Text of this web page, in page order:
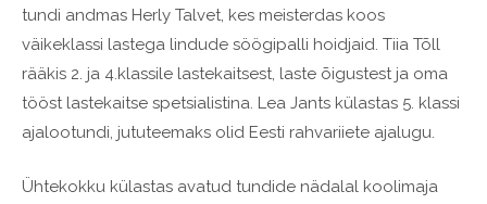
tundi andmas Herly Talvet, kes meisterdas koos
väikeklassi lastega lindude söögipalli hoidjaid. Tiia Tõll
rääkis 2. ja 4.klassile lastekaitsest, laste õigustest ja oma
tööst lastekaitse spetsialistina. Lea Jants külastas 5. klassi
ajalootundi, jututeemaks olid Eesti rahvariiete ajalugu.
Ühtekokku külastas avatud tundide nädalal koolimaja